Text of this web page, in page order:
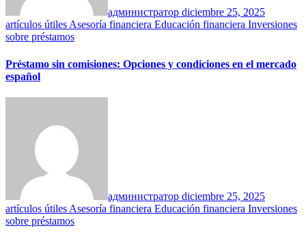
администратор diciembre 25, 2025
artículos útilesAsesoría financiera Educación financiera Inversiones
sobre préstamos
Préstamo sin comisiones: Opciones y condiciones en el mercado
español
администратор diciembre 25, 2025
artículos útiles Asesoría financiera Educación financiera Inversiones
sobre préstamos